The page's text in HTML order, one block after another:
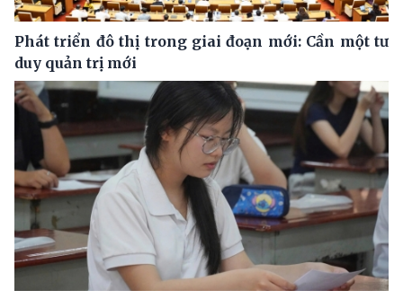
Phát triển đô thị trong giai đoạn mới: Cần một tư
duy quản trị mới